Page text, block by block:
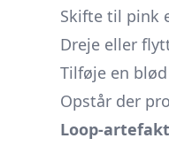
Skifte til pink
Dreje eller
Tilføje en
Opstår der
Loop-